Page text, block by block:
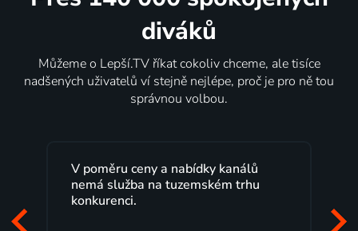
diváků
Můžeme o Lepší.TV říkat cokoliv chceme, ale tisíce
nadšených uživatelů ví stejně nejlépe, proč je pro ně tou
správnou volbou.
ceny a nabídky kanálů
služba na tuzemském trhu
začátek